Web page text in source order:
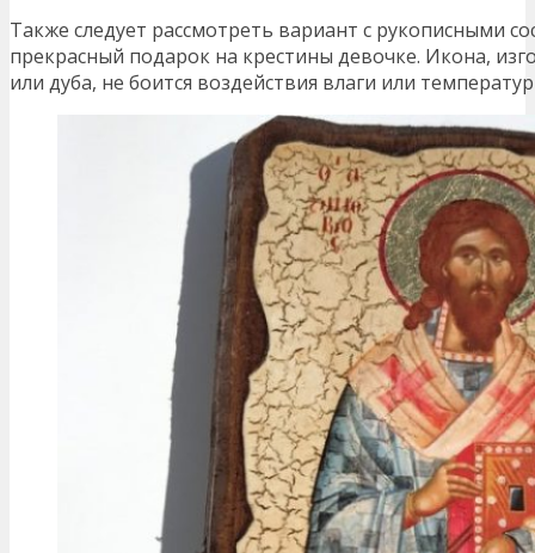
Также следует рассмотреть вариант с рукописными
прекрасный подарок на крестины девочке. Икона,
или дуба, не боится воздействия влаги или